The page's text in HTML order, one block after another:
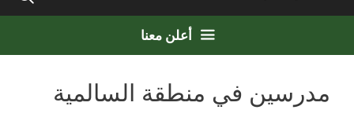
أعلن معنا
مدرسين في منطقة السالمية